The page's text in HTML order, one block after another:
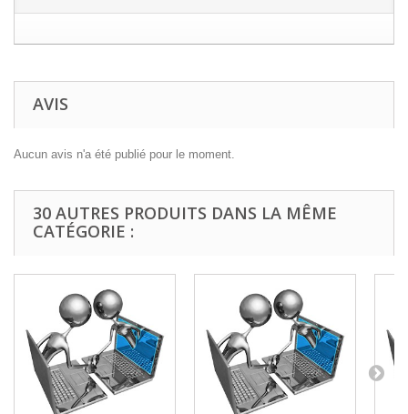
AVIS
Aucun avis n'a été publié pour le moment.
30 AUTRES PRODUITS DANS LA MÊME
CATÉGORIE :